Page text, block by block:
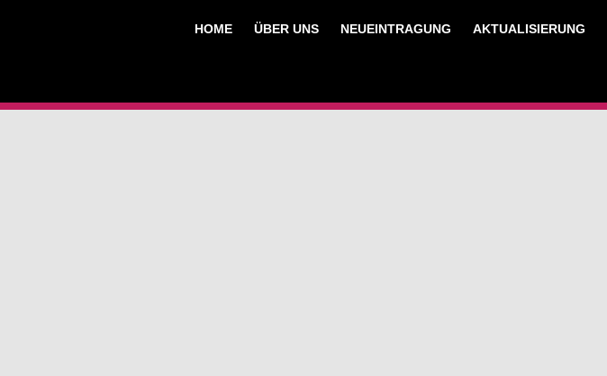
HOME ÜBER UNS NEUEINTRAGUNG AKTUALISIERUNG